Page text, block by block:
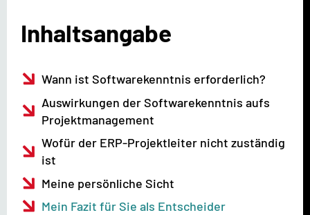
Inhaltsangabe
Wann ist Softwarekenntnis erforderlich?
Auswirkungen der Softwarekenntnis aufs
Projektmanagement
Wofür der ERP-Projektleiter nicht zuständig
ist
Meine persönliche Sicht
Mein Fazit für Sie als Entscheider